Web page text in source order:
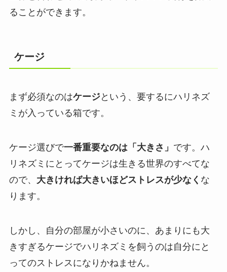
ることができます。
ケージ
まず必須なのはケージという、要するにハリネズ
ミが入っている箱です。
ケージ選びで一番重要なのは「大きさ」 です。 ハ
リネズミにとってケージは生きる世界のすべてな
ので、 大きければ大きいほどストレスが少なく な
ります。
しかし、自分の部屋が小さいのに、あまりにも大
きすぎるケージでハリネズミを飼うのは自分にと
ってのストレスになりかねません。